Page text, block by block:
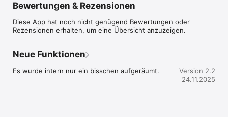
jederzeit konfiguriert bzw. ausgetauscht werden.
zusammengestellte Aussagen aus den Büchern "Die Kunst des
klaren Denkens", "Die Kunst des klugen Handelns" und "Gute
Vorsätze für die Restlaufzeit" an.
Bewertungen & Rezensionen
Diese App hat noch nicht genügend Bewertungen oder
Rezensionen erhalten, um eine Übersicht anzuzeigen.
Neue Funktionen
Es wurde intern nur ein bisschen aufgeräumt.
Version 2.2
24.11.2025